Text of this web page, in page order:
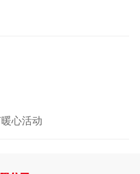
心活动